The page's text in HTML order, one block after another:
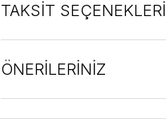
TAKSİT SEÇENEKLERİ
ÖNERİLERİNİZ